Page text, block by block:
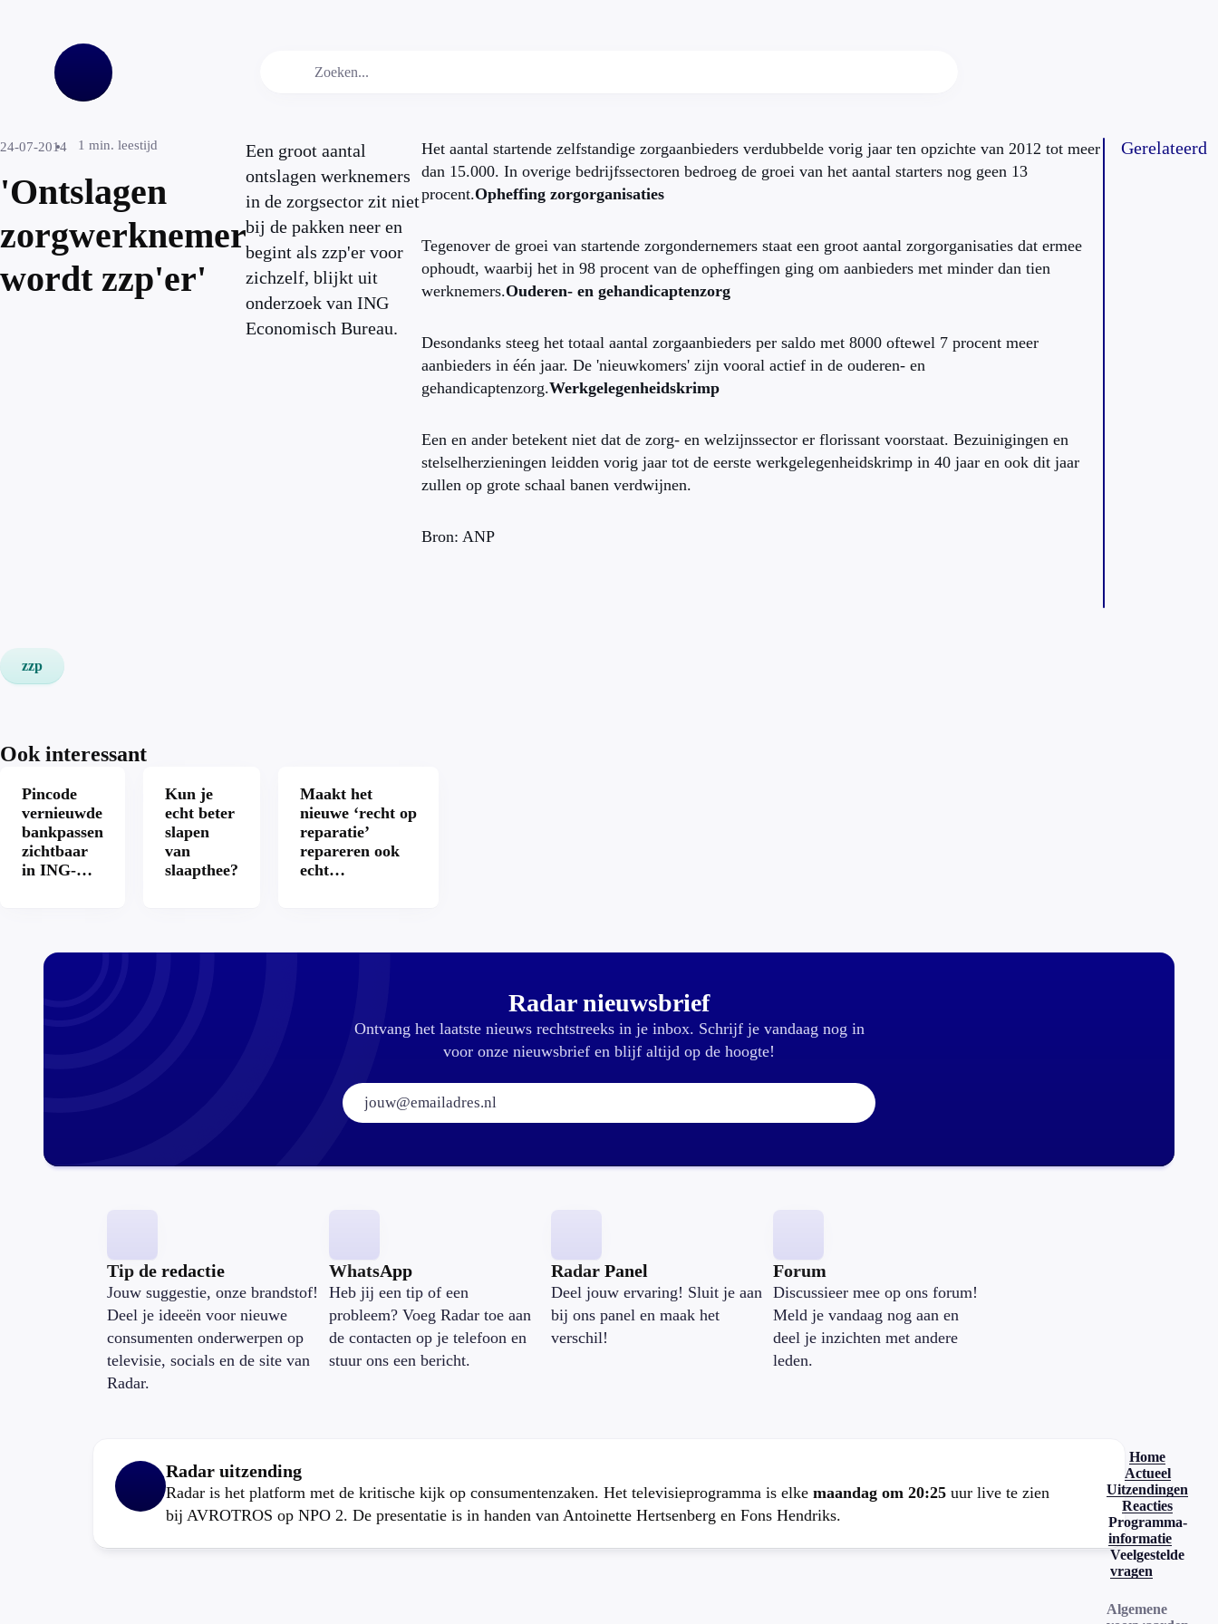
24-07-2014 1 min. leestijd
'Ontslagen
zorgwerknemer
wordt zzp'er'
Een groot aantal
ontslagen werknemers
in de zorgsector zit niet
bij de pakken neer en
begint als zzp'er voor
zichzelf, blijkt uit
onderzoek van ING
Economisch Bureau.
Het aantal startende zelfstandige zorgaanbieders verdubbelde vorig jaar ten opzichte van 2012 tot meer
dan 15.000. In overige bedrijfssectoren bedroeg de groei van het aantal starters nog geen 13
procent.Opheffing zorgorganisaties
Tegenover de groei van startende zorgondernemers staat een groot aantal zorgorganisaties dat ermee
ophoudt, waarbij het in 98 procent van de opheffingen ging om aanbieders met minder dan tien
werknemers.Ouderen- en gehandicaptenzorg
Desondanks steeg het totaal aantal zorgaanbieders per saldo met 8000 oftewel 7 procent meer
aanbieders in één jaar. De 'nieuwkomers' zijn vooral actief in de ouderen- en
gehandicaptenzorg.Werkgelegenheidskrimp
Een en ander betekent niet dat de zorg- en welzijnssector er florissant voorstaat. Bezuinigingen en
stelselherzieningen leidden vorig jaar tot de eerste werkgelegenheidskrimp in 40 jaar en ook dit jaar
zullen op grote schaal banen verdwijnen.
Bron: ANP
Gerelateerd
zzp
Ook interessant
Pincode
vernieuwde
bankpassen
zichtbaar
in ING-
Kun je
echt beter
slapen
van
slaapthee?
Maakt het
nieuwe ‘recht op
reparatie’
repareren ook
echt
Radar nieuwsbrief
Ontvang het laatste nieuws rechtstreeks in je inbox. Schrijf je vandaag nog in
voor onze nieuwsbrief en blijf altijd op de hoogte!
E-mailadres:
Tip de redactie
Jouw suggestie, onze brandstof!
Deel je ideeën voor nieuwe
consumenten onderwerpen op
televisie, socials en de site van
Radar.
WhatsApp
Heb jij een tip of een
probleem? Voeg Radar toe aan
de contacten op je telefoon en
stuur ons een bericht.
Radar Panel
Deel jouw ervaring! Sluit je aan
bij ons panel en maak het
verschil!
Forum
Discussieer mee op ons forum!
Meld je vandaag nog aan en
deel je inzichten met andere
leden.
Radar uitzending
Radar is het platform met de kritische kijk op consumentenzaken. Het televisieprogramma is elke maandag om 20:25 uur live te zien
bij AVROTROS op NPO 2. De presentatie is in handen van Antoinette Hertsenberg en Fons Hendriks.
Home
Actueel
Uitzendingen
Reacties
Programma-
informatie
Veelgestelde
vragen
Algemene